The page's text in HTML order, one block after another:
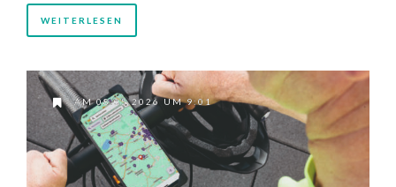
WEITERLESEN
AM 08.05.2026 UM 9:01